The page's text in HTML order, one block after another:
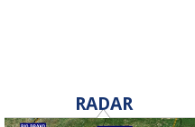
RADAR